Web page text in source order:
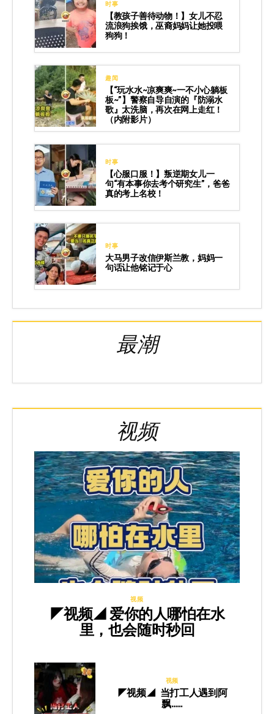
时事
【教孩子善待动物！】女儿不忍
流浪狗挨饿，巫裔妈妈让她投喂
狗狗！
趣闻
【“玩水水~凉爽爽~一不小心躺板
板~”】警察自导自演的『防溺水
歌』太洗脑，再次在网上走红！
（内附影片）
时事
【心服口服！】叛逆期女儿一
句“有本事你去考个研究生”，爸爸
真的考上名校！
时事
大马男子改信伊斯兰教，妈妈一
句话让他铭记于心
最潮
视频
视频
◤视频◢ 爱你的人哪怕在水
里，也会随时秒回
视频
◤视频◢ 当打工人遇到阿
飘……